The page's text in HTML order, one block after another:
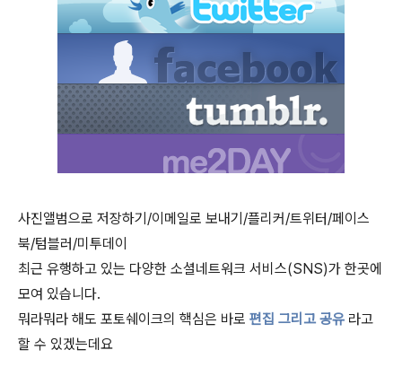
사진앨범으로 저장하기/이메일로 보내기/플리커/트위터/페이스
북/텀블러/미투데이
최근 유행하고 있는 다양한 소셜네트워크 서비스(SNS)가 한곳에
모여 있습니다.
뭐라뭐라 해도 포토쉐이크의 핵심은 바로 편집 그리고 공유 라고
할 수 있겠는데요